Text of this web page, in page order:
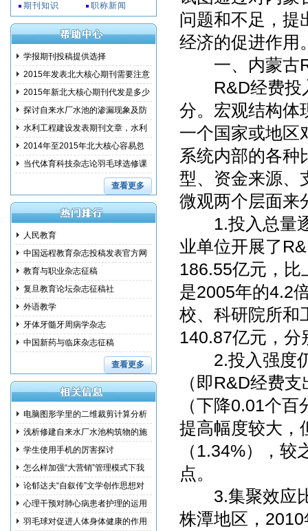
问题和不足，提
经济的促进作用
一、内蒙古
R&D经费投入
分。宏观结构体
一个国家或地区
系统内部的各种
型、资金来源、
微观两个层面来
1.投入总量逐
业单位开展了
186.55亿元，
是2005年的4.2
校、科研院所和
140.87亿元，
2.投入强度仍
（即R&D经费
（下降0.01个
提高幅度较大，
（1.34%），
点。
3.集聚效应比
株潭地区，
期刊知识
职称新闻
学报期刊投稿提供选择
2015年发表北大核心期刊需要注意
事项2015年新北大核心期刊代发是多少
钱?探讨自来水厂水池的渗漏现象及防
范措水利工程建设发表期刊文章，水利
建设2014年至2015年北大核心容易忽
略的问
当代体育科技杂志论羽毛球选修课
查看更多
人民教育
中国远程教育杂志投稿发表官方网
教育与职业杂志征稿
复旦教育论坛杂志征稿社
外语教学
牙体牙髓牙周病学杂志
中国新药与临床杂志征稿
查看更多
电脑图形学里的二维裁剪计算分析
浅析修建自来水厂水池构筑物的施
工措学生使用手机的厉害探讨
怎么样加强“大营销”管理模式下我
国 论郁达夫“自叙传”文学创作思想对
其 心理干预对肺心病患者护理的运用
研究羽毛球对促进人体身体健康的作用